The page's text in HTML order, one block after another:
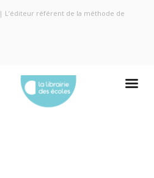
| L’éditeur référent de la méthode de